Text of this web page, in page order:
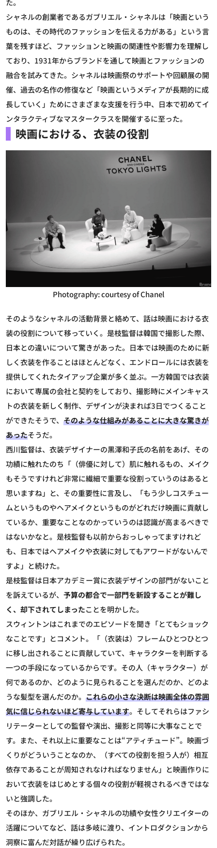
た。
シャネルの創業者であるガブリエル・シャネルは「映画という
ものは、その時代のファッションを伝える力がある」という言
葉を残すほど、ファッションと映画の関連性や影響力を理解し
ており、1931年からブランドを通して映画とファッションの
融合を試みてきた。シャネルは映画祭のサポートや回顧展の開
催、過去の名作の修復など「映画というメディアが長期的に成
長していく」ためにさまざまな支援を行う中、日本で初めてイ
ンタラクティブなマスタークラスを開催するに至った。
映画における、衣装の役割
Photography: courtesy of Chanel
そのようなシャネルの活動背景と絡めて、話は映画における衣
装の役割について移っていく。是枝監督は韓国で撮影した際、
日本との違いについて驚きがあった。日本では映画のために新
しく衣装を作ることはほとんどなく、エンドロールには衣装を
提供してくれたタイアップ企業が多く並ぶ。一方韓国では衣装
において専属の会社と契約をしており、撮影時にメインキャス
トの衣装を新しく制作、デザインが決まれば3日でつくること
ができたそうで、 そのような仕組みがあることに大きな驚きが
あったそうだ。
西川監督は、衣装デザイナーの黒澤和子氏の名前をあげ、その
功績に触れたのち「（俳優に対して）肌に触れるもの、メイク
もそうですけれど非常に繊細で重要な役割っていうのはあると
思いますね」と、その重要性に言及し、「もう少しコスチュー
ムというものやヘアメイクというものがどれだけ映画に貢献し
ているか、重要なことなのかっていうのは認識が高まるべきで
はないかなと。是枝監督も以前からおっしゃってますけれど
も、日本ではヘアメイクや衣装に対してもアワードがないんで
すよ」と続けた。
是枝監督は日本アカデミー賞に衣装デザインの部門がないこと
を訴えているが、 予算の都合で一部門を新設することが難し
く、却下されてしまったことを明かした。
スウィントンはこれまでのエピソードを聞き「とてもショック
なことです」とコメント。「（衣装は）フレームひとつひとつ
に移し出されることに貢献していて、キャラクターを判断する
一つの手段になっているからです。その人（キャラクター）が
何であるのか、どのように見られることを選んだのか、どのよ
うな髪型を選んだのか。 これらの小さな決断は映画全体の雰囲
気に信じられないほど寄与しています。そしてそれらはファシ
リテーターとしての監督や演出、撮影と同等に大事なことで
す。また、それ以上に重要なことは“アティチュード”。映画づ
くりがどういうことなのか、（すべての役割を担う人が）相互
依存であることが周知されなければなりません」と映画作りに
おいて衣装をはじめとする個々の役割が軽視されるべきではな
いと強調した。
そのほか、ガブリエル・シャネルの功績や女性クリエイターの
活躍についてなど、話は多岐に渡り、イントロダクションから
洞察に富んだ対話が繰り広げられた。